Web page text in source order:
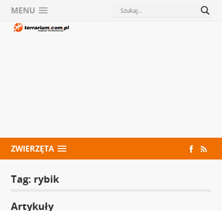
MENU
ZWIERZĘTA
Tag: rybik
Artykuły